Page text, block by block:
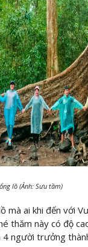
lồ (Ảnh: Sưu tầm)
mà ai khi đến với
thăm này có độ
4 người trưởng